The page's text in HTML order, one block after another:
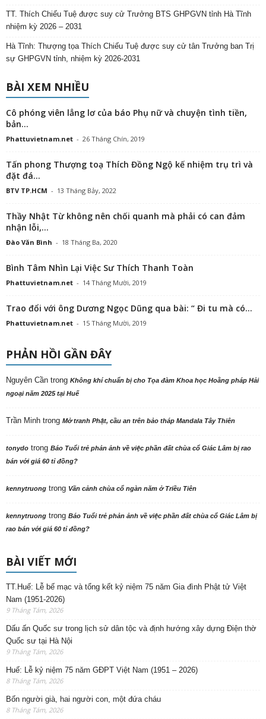
TT. Thích Chiếu Tuệ được suy cử Trưởng BTS GHPGVN tỉnh Hà Tĩnh
nhiệm kỳ 2026 – 2031
Hà Tĩnh: Thượng tọa Thích Chiếu Tuệ được suy cử tân Trưởng ban Trị
sự GHPGVN tỉnh, nhiệm kỳ 2026-2031
BÀI XEM NHIỀU
Cô phóng viên lẳng lơ của báo Phụ nữ và chuyện tình tiền,
bản...
Phattuvietnam.net - 26 Tháng Chín, 2019
Tấn phong Thượng toạ Thích Đồng Ngộ kế nhiệm trụ trì và
đặt đá...
BTV TP.HCM - 13 Tháng Bảy, 2022
Thầy Nhật Từ không nên chối quanh mà phải có can đảm
nhận lỗi,...
Đào Văn Bình - 18 Tháng Ba, 2020
Bình Tâm Nhìn Lại Việc Sư Thích Thanh Toàn
Phattuvietnam.net - 14 Tháng Mười, 2019
Trao đổi với ông Dương Ngọc Dũng qua bài: “ Đi tu mà có...
Phattuvietnam.net - 15 Tháng Mười, 2019
PHẢN HỒI GẦN ĐÂY
Nguyên Cần trong Không khí chuẩn bị cho Tọa đàm Khoa học Hoằng pháp Hải
ngoại năm 2025 tại Huế
Trần Minh trong Mở tranh Phật, cầu an trên bảo tháp Mandala Tây Thiên
tonydo trong Báo Tuổi trẻ phản ảnh về việc phần đất chùa cổ Giác Lâm bị rao
bán với giá 60 tỉ đồng?
kennytruong trong Vãn cảnh chùa cổ ngàn năm ở Triều Tiên
kennytruong trong Báo Tuổi trẻ phản ảnh về việc phần đất chùa cổ Giác Lâm bị
rao bán với giá 60 tỉ đồng?
BÀI VIẾT MỚI
TT.Huế: Lễ bế mạc và tổng kết kỷ niệm 75 năm Gia đình Phật tử Việt
Nam (1951-2026)
9 Tháng Tám, 2026
Dấu ấn Quốc sư trong lịch sử dân tộc và định hướng xây dựng Điện thờ
Quốc sư tại Hà Nội
9 Tháng Tám, 2026
Huế: Lễ kỷ niệm 75 năm GĐPT Việt Nam (1951 – 2026)
8 Tháng Tám, 2026
Bốn người già, hai người con, một đứa cháu
8 Tháng Tám, 2026